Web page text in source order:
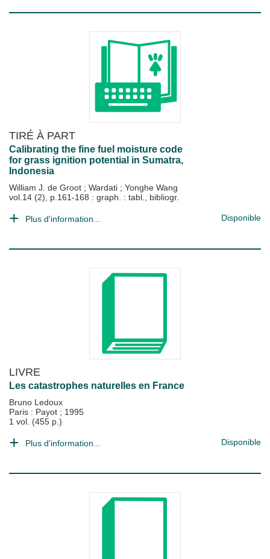
TIRÉ À PART
Calibrating the fine fuel moisture code
for grass ignition potential in Sumatra,
Indonesia
William J. de Groot ; Wardati ; Yonghe Wang
vol.14 (2), p.161-168 : graph. : tabl., bibliogr.
Plus d'information... Disponible
LIVRE
Les catastrophes naturelles en France
Bruno Ledoux
Paris : Payot ; 1995
1 vol. (455 p.)
Plus d'information... Disponible